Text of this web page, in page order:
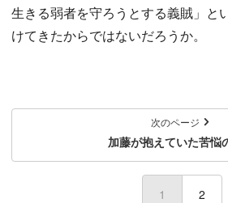
生きる弱者を守ろうとする義賊」と
けてきたからではないだろうか。
次のページ
加藤が抱えていた苦悩
1 (current)
2